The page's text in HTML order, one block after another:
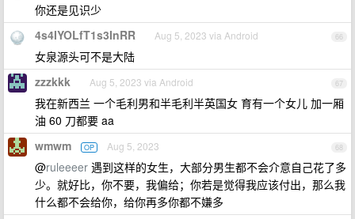
你还是见识少
66
4s4IYOLfT1s3InRR Aug 5, 2023 via Android
女泉源头可不是大陆
67
zzzkkk Aug 5, 2023 via Android
我在新西兰 一个毛利男和半毛利半英国女 育有一个女儿 加一厢
油 60 刀都要 aa
68
wmwm OP Aug 5, 2023
@ruleeeer 遇到这样的女生，大部分男生都不会介意自己花了多
少。就好比，你不要，我偏给；你若是觉得我应该付出，那么我
什么都不会给你，给你再多你都不嫌多